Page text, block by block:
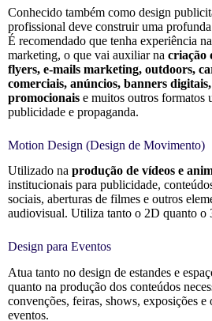
Conhecido também como design
profissional deve construir uma
É recomendado que tenha experiência
marketing, o que vai auxiliar na criação
flyers, e-mails marketing, outdoors,
comerciais, anúncios, banners
promocionais e muitos outros formatos
publicidade e propaganda.
Motion Design (Design de Movimento)
Utilizado na produção de vídeos e
institucionais para publicidade,
sociais, aberturas de filmes e outros
audiovisual. Utiliza tanto o 2D quanto o
Design para Eventos
Atua tanto no design de estandes e
quanto na produção dos conteúdos
convenções, feiras, shows, exposições e
eventos.